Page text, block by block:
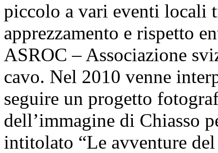
piccolo a vari eventi locali
apprezzamento e rispetto
ASROC – Associazione
cavo. Nel 2010 venne
seguire un progetto
dell’immagine di Chiasso
intitolato “Le avventure